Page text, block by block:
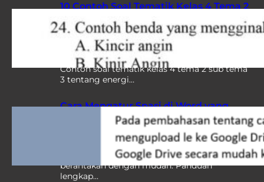
10 Contoh Soal Tematik Kelas 4 Tema 2
Sub Tema 3 yang Sering Muncul di
Ujian, Wajib Kamu Pelajari Sebelum
Terlambat
Contoh soal tematik kelas 4 tema 2 sub tema
3 tentang energi…
Cara Mengatur Spasi di Word yang
Berantakan, 7 Strategi Ini Ternyata
Bikin Dokumen Rapi Instan
Pelajari cara mengatur spasi di word yang
berantakan dengan mudah. Panduan
lengkap…